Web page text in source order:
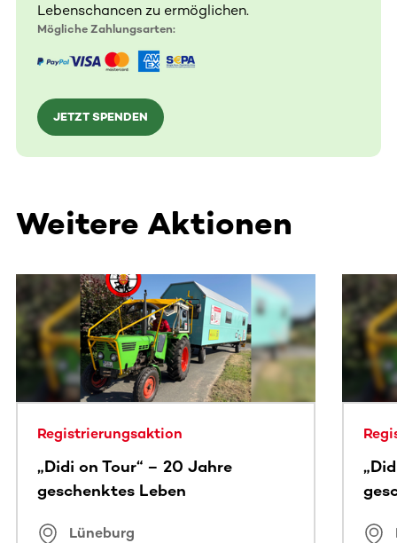
Lebenschancen zu ermöglichen.
Mögliche Zahlungsarten:
JETZT SPENDEN
Weitere Aktionen
Dieser Bereich enthält horizontal scrollbare Inhalte.
Registrierungsaktion
„Didi on Tour“ – 20 Jahre
geschenktes Leben
Lüneburg